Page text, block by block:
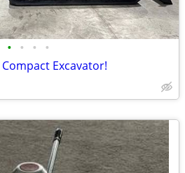
• • • •
Excavator!